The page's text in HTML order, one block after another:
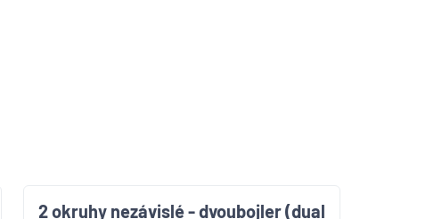
2 okruhy nezávislé - dvoubojler (dual